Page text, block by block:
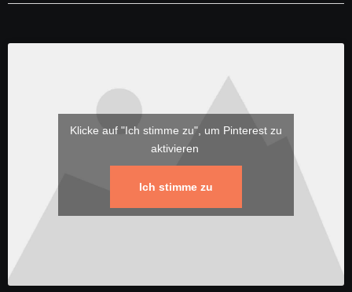
Klicke auf "Ich stimme zu", um Pinterest zu
aktivieren
Ich stimme zu